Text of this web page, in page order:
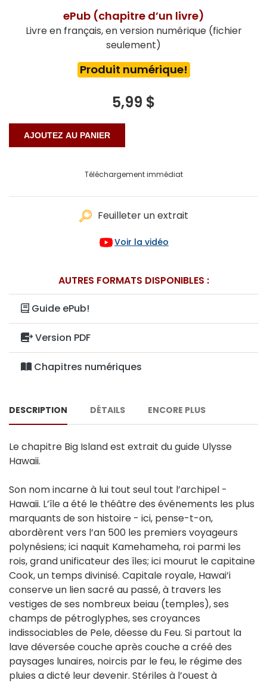
ePub (chapitre d’un livre)
Livre en français, en version numérique (fichier
seulement)
Produit numérique!
5,99 $
Téléchargement immédiat
Feuilleter un extrait
Voir la vidéo
AUTRES FORMATS DISPONIBLES :
Guide ePub!
Version PDF
Chapitres numériques
DESCRIPTION DÉTAILS ENCORE PLUS
Le chapitre Big Island est extrait du guide Ulysse
Hawaii.
Son nom incarne à lui tout seul tout l’archipel -
Hawaii. L’île a été le théâtre des événements les plus
marquants de son histoire - ici, pense-t-on,
abordèrent vers l’an 500 les premiers voyageurs
polynésiens; ici naquit Kamehameha, roi parmi les
rois, grand unificateur des îles; ici mourut le capitaine
Cook, un temps divinisé. Capitale royale, Hawai’i
conserve un lien sacré au passé, à travers les
vestiges de ses nombreux beiau (temples), ses
champs de pétroglyphes, ses croyances
indissociables de Pele, déesse du Feu. Si partout la
lave déversée couche après couche a créé des
paysages lunaires, noircis par le feu, le régime des
pluies a dicté leur devenir. Stériles à l’ouest à